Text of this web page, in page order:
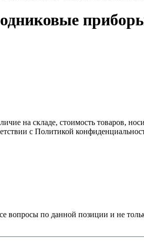
на складе, стоимость товаров,
с Политикой
вопросы по данной позиции и не